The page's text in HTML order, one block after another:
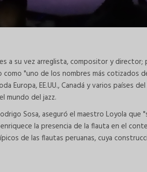
a su vez arreglista, compositor y
"uno de los nombres más cotizados
Europa, EE.UU., Canadá y varios países
mundo del jazz.
Sosa, aseguró el maestro Loyola que
la presencia de la flauta en el
de las flautas peruanas, cuya